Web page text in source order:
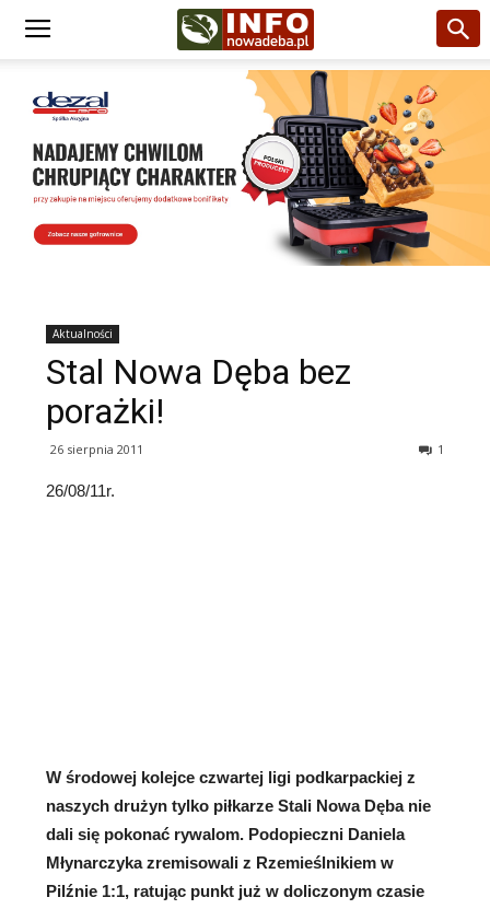
Aktualności
Stal Nowa Dęba bez
porażki!
26 sierpnia 2011 1
26/08/11r.
W środowej kolejce czwartej ligi podkarpackiej z
naszych drużyn tylko piłkarze Stali Nowa Dęba nie
dali się pokonać rywalom. Podopieczni Daniela
Młynarczyka zremisowali z Rzemieślnikiem w
Pilźnie 1:1, ratując punkt już w doliczonym czasie